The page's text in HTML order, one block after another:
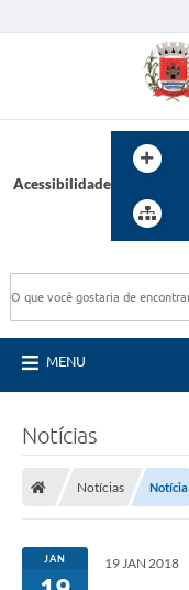
Acessibilidade
MENU
Notícias
Notícias Notícia
JAN 19 JAN 2018